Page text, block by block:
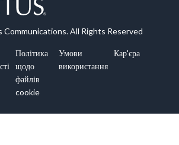
Communications. All Rights Reserved
Політика
щодо
файлів
cookie
Умови
використання
Кар'єра